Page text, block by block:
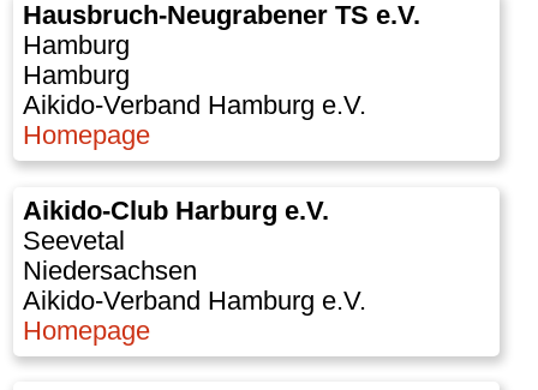
Hausbruch-Neugrabener TS e.V.
Hamburg
Hamburg
Aikido-Verband Hamburg e.V.
Homepage
Aikido-Club Harburg e.V.
Seevetal
Niedersachsen
Aikido-Verband Hamburg e.V.
Homepage